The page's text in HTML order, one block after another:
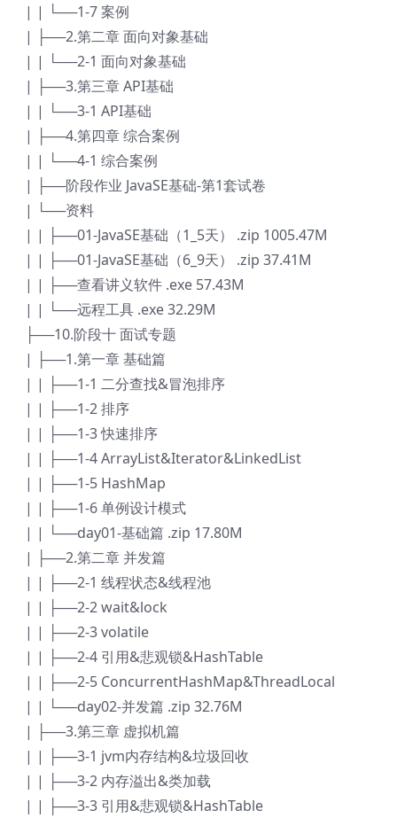
| | └──1-7 案例
| ├──2.第二章 面向对象基础
| | └──2-1 面向对象基础
| ├──3.第三章 API基础
| | └──3-1 API基础
| ├──4.第四章 综合案例
| | └──4-1 综合案例
| ├──阶段作业 JavaSE基础-第1套试卷
| └──资料
| | ├──01-JavaSE基础（1_5天） .zip 1005.47M
| | ├──01-JavaSE基础（6_9天） .zip 37.41M
| | ├──查看讲义软件 .exe 57.43M
| | └──远程工具 .exe 32.29M
├──10.阶段十 面试专题
| ├──1.第一章 基础篇
| | ├──1-1 二分查找&冒泡排序
| | ├──1-2 排序
| | ├──1-3 快速排序
| | ├──1-4 ArrayList&Iterator&LinkedList
| | ├──1-5 HashMap
| | ├──1-6 单例设计模式
| | └──day01-基础篇 .zip 17.80M
| ├──2.第二章 并发篇
| | ├──2-1 线程状态&线程池
| | ├──2-2 wait&lock
| | ├──2-3 volatile
| | ├──2-4 引用&悲观锁&HashTable
| | ├──2-5 ConcurrentHashMap&ThreadLocal
| | └──day02-并发篇 .zip 32.76M
| ├──3.第三章 虚拟机篇
| | ├──3-1 jvm内存结构&垃圾回收
| | ├──3-2 内存溢出&类加载
| | ├──3-3 引用&悲观锁&HashTable